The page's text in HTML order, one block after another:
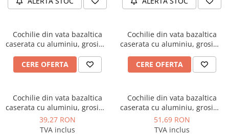
Cochilie din vata bazaltica
caserata cu aluminiu, grosime
lungime 1 ml, Isoshell
CERE OFERTA
Cochilie din vata bazaltica
caserata cu aluminiu, grosime
lungime 1 ml, Isoshell
CERE OFERTA
Cochilie din vata bazaltica
caserata cu aluminiu, grosime
40 mm, diametru 21 mm,
lungime 1 ml, Isoshell
39,27 RON
TVA inclus
Cochilie din vata bazaltica
caserata cu aluminiu, grosime
50 mm, diametru 21 mm,
lungime 1 ml, Isoshell
51,69 RON
TVA inclus